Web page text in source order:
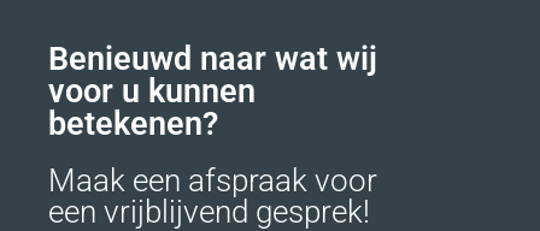
Benieuwd naar wat wij
voor u kunnen
betekenen?
Maak een afspraak voor
een vrijblijvend gesprek!